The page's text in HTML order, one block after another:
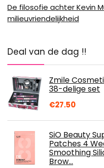
De filosofie achter Kevin
milieuvriendelijkheid
Deal van de dag !!
Zmile
38-delige set
€27.50
SiO Beauty
Patches 4
Smoothing
Brow…